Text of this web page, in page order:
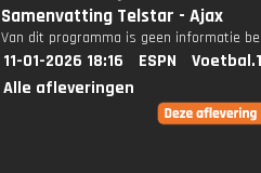
Samenvatting Telstar - Ajax
Van dit programma is geen informatie
11-01-2026 18:16 ESPN
Alle afleveringen